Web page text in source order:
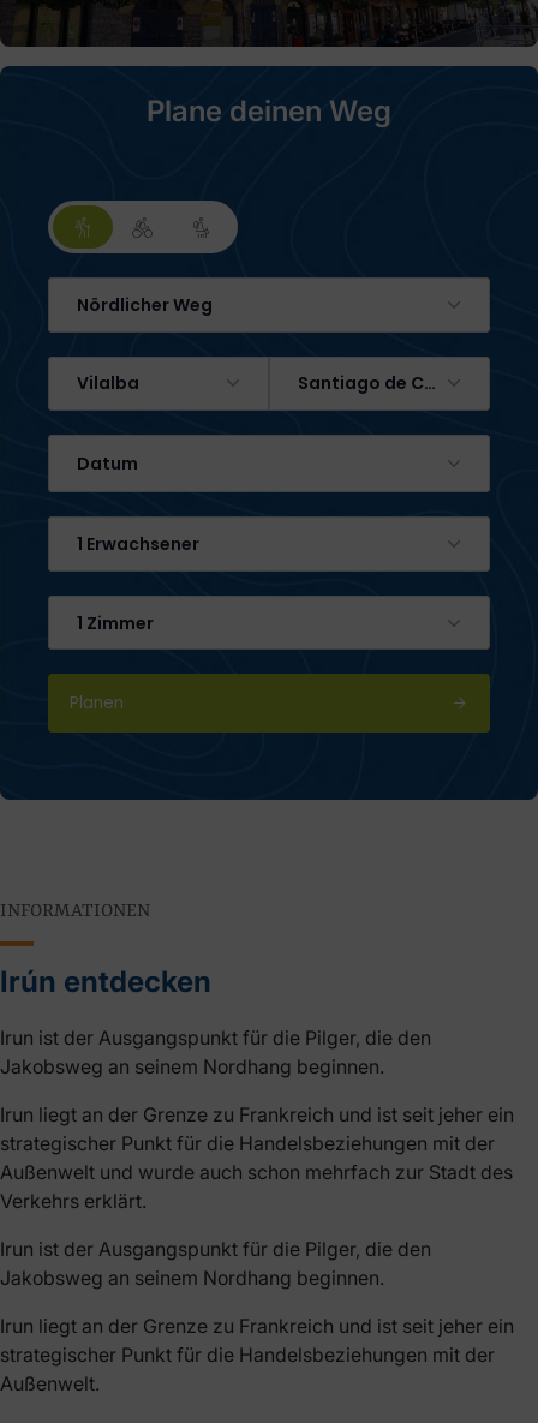
Plane deinen Weg
Nördlicher Weg
Vilalba Santiago de Compostela
Datum
1 Erwachsener
1 Zimmer
Planen
INFORMATIONEN
Irún entdecken
Irun ist der Ausgangspunkt für die Pilger, die den
Jakobsweg an seinem Nordhang beginnen.
Irun liegt an der Grenze zu Frankreich und ist seit jeher ein
strategischer Punkt für die Handelsbeziehungen mit der
Außenwelt und wurde auch schon mehrfach zur Stadt des
Verkehrs erklärt.
Irun ist der Ausgangspunkt für die Pilger, die den
Jakobsweg an seinem Nordhang beginnen.
Irun liegt an der Grenze zu Frankreich und ist seit jeher ein
strategischer Punkt für die Handelsbeziehungen mit der
Außenwelt.